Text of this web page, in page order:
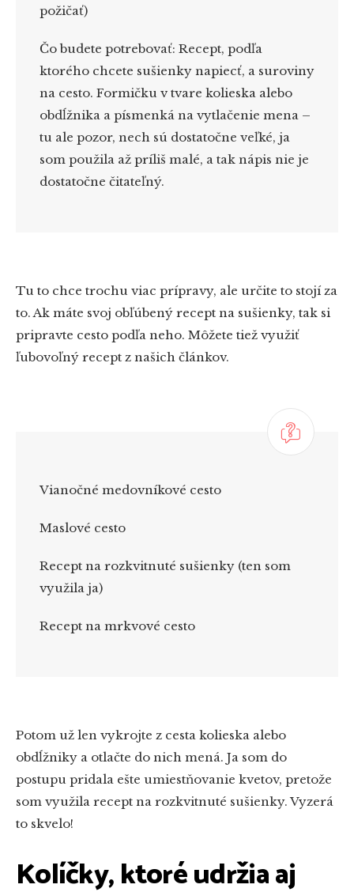
požičať)
Čo budete potrebovať: Recept, podľa
ktorého chcete sušienky napiecť, a suroviny
na cesto. Formičku v tvare kolieska alebo
obdĺžnika a písmenká na vytlačenie mena –
tu ale pozor, nech sú dostatočne veľké, ja
som použila až príliš malé, a tak nápis nie je
dostatočne čitateľný.
Tu to chce trochu viac prípravy, ale určite to stojí za
to. Ak máte svoj obľúbený recept na sušienky, tak si
pripravte cesto podľa neho. Môžete tiež využiť
ľubovoľný recept z našich článkov.
Vianočné medovníkové cesto
Maslové cesto
Recept na rozkvitnuté sušienky (ten som
využila ja)
Recept na mrkvové cesto
Potom už len vykrojte z cesta kolieska alebo
obdĺžniky a otlačte do nich mená. Ja som do
postupu pridala ešte umiestňovanie kvetov, pretože
som využila recept na rozkvitnuté sušienky. Vyzerá
to skvelo!
Kolíčky, ktoré udržia aj